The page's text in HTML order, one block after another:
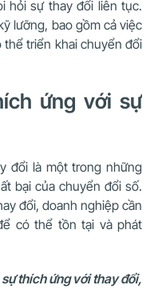
hỏi sự thay đổi liên tục.
lưỡng, bao gồm cả việc
triển khai chuyển đổi
ứng với sự
đổi là một trong những
bại của chuyển đổi số.
đổi, doanh nghiệp cần
có thể tồn tại và phát
thích ứng với thay đổi,